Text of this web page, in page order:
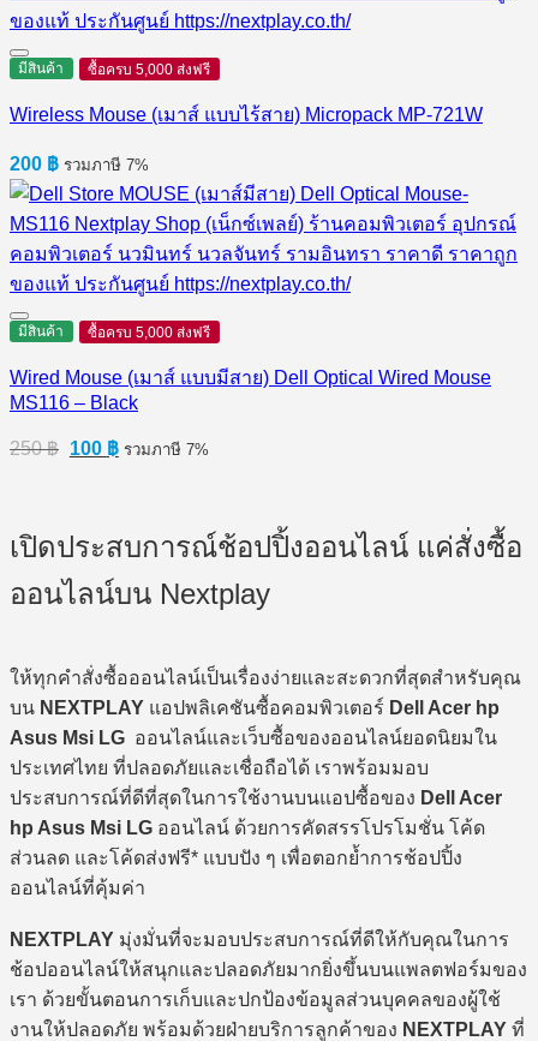
มีสินค้า ซื้อครบ 5,000 ส่งฟรี
Wireless Mouse (เมาส์ แบบไร้สาย) Micropack MP-721W
200 ฿ รวมภาษี 7%
มีสินค้า ซื้อครบ 5,000 ส่งฟรี
Wired Mouse (เมาส์ แบบมีสาย) Dell Optical Wired Mouse
MS116 – Black
250฿ Original
price
100 ฿Current
price
รวมภาษี 7%
เปิดประสบการณ์ช้อปปิ้งออนไลน์ แค่สั่งซื้อ
ออนไลน์บน Nextplay
ให้ทุกคำสั่งซื้อออนไลน์เป็นเรื่องง่ายและสะดวกที่สุดสำหรับคุณ
บน NEXTPLAY แอปพลิเคชันซื้อคอมพิวเตอร์ Dell Acer hp
Asus Msi LG ออนไลน์และเว็บซื้อของออนไลน์ยอดนิยมใน
ประเทศไทย ที่ปลอดภัยและเชื่อถือได้ เราพร้อมมอบ
ประสบการณ์ที่ดีที่สุดในการใช้งานบนแอปซื้อของ Dell Acer
hp Asus Msi LG ออนไลน์ ด้วยการคัดสรรโปรโมชั่น โค้ด
ส่วนลด และโค้ดส่งฟรี* แบบปัง ๆ เพื่อตอกย้ำการช้อปปิ้ง
ออนไลน์ที่คุ้มค่า
NEXTPLAY มุ่งมั่นที่จะมอบประสบการณ์ที่ดีให้กับคุณในการ
ช้อปออนไลน์ให้สนุกและปลอดภัยมากยิ่งขึ้นบนแพลตฟอร์มของ
เรา ด้วยขั้นตอนการเก็บและปกป้องข้อมูลส่วนบุคคลของผู้ใช้
งานให้ปลอดภัย พร้อมด้วยฝ่ายบริการลูกค้าของ NEXTPLAY ที่